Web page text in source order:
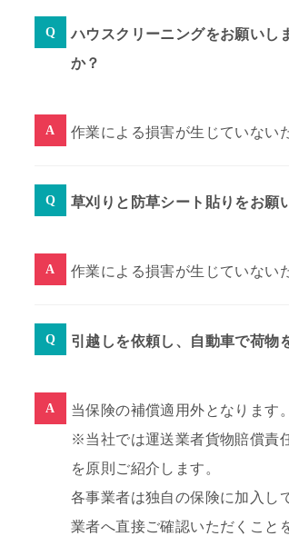
ハウスクリーニングをお願いし
か？
作業による損害が生じていない
草刈りと防草シート貼りをお願
作業による損害が生じていない
引越しを依頼し、自動車で荷物
当保険の補償適用外となります。
※当社では運送業者貨物賠償責
を原則ご紹介します。
各事業者は独自の保険に加入し
業者へ直接ご確認いただくこと